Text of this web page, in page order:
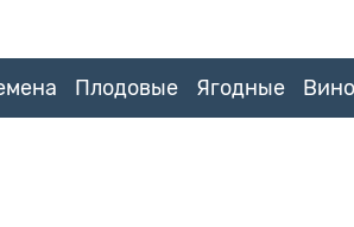
Плодовые Ягодные